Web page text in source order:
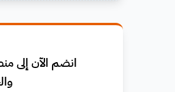
انضم الآن إلى